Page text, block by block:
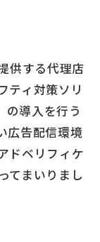
供する代理店
ティ対策ソリ
の導入を行う
広告配信環境
ドベリフィケ
てまいりまし